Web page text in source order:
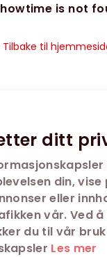
ditt
din, vise
eller
vår. Ved
du til vår
Les mer
is not
Tilbake til